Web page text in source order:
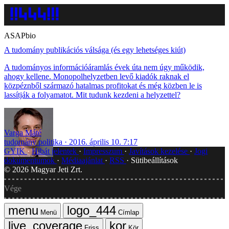
ASAPbio
A tudomány publikációs válsága (és egy lehetséges kiút)
A tudományos információáramlás évek úta nem úgy működik,
ahogy kellene. Monopolhelyzetben levő kiadók raknak el
közpéznből származó hatalmas profitokat és még közben le is
lassítják a folyamatot. Mit tudunk kezdeni a helyzettel?
Varga Máté
tudomány politika
2016. április 10. 7:17
GYIK Hibát jelentek Impresszum Javítások kezelése
Jogi
dokumentumok
Médiaajánlat RSS
Sütibeállítások
© 2026 Magyar Jeti Zrt.
Vége
Menü
Címlap